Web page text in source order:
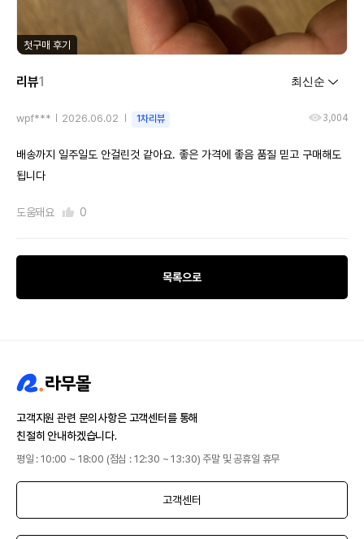
첫구매 후기
리뷰1
wpf*** 2026.06.02 1차리뷰 3,004
배송까지 일주일도 안걸린것 같아요. 좋은 가격에 좋음 품질 믿고 구매해도
됩니다
도움돼요 0
목록으로
고객지원 관련 문의사항은 고객센터를 통해
친절히 안내하겠습니다.
평일 : 10:00 ~ 18:00 (점심 : 12:30 ~ 13:30) 주말 및 공휴일 휴무
고객센터